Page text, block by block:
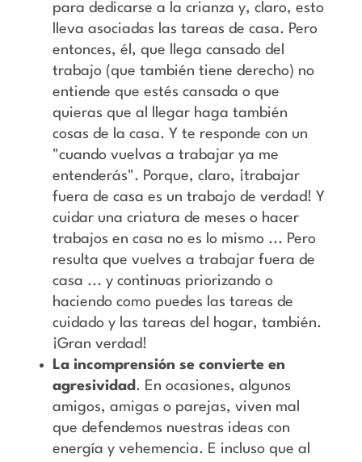
para dedicarse a la crianza y, claro, esto
lleva asociadas las tareas de casa. Pero
entonces, él, que llega cansado del
trabajo (que también tiene derecho) no
entiende que estés cansada o que
quieras que al llegar haga también
cosas de la casa. Y te responde con un
"cuando vuelvas a trabajar ya me
entenderás". Porque, claro, ¡trabajar
fuera de casa es un trabajo de verdad! Y
cuidar una criatura de meses o hacer
trabajos en casa no es lo mismo ... Pero
resulta que vuelves a trabajar fuera de
casa ... y continuas priorizando o
haciendo como puedes las tareas de
cuidado y las tareas del hogar, también.
¡Gran verdad!
La incomprensión se convierte en
agresividad . En ocasiones, algunos
amigos, amigas o parejas, viven mal
que defendemos nuestras ideas con
energía y vehemencia. E incluso que al